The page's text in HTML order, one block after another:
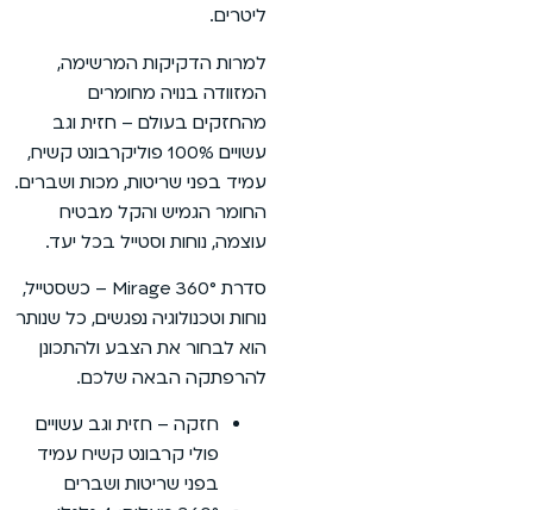
ליטרים.
למרות הדקיקות המרשימה,
המזוודה בנויה מחומרים
מהחזקים בעולם – חזית וגב
עשויים 100% פוליקרבונט קשיח,
עמיד בפני שריטות, מכות ושברים.
החומר הגמיש והקל מבטיח
עוצמה, נוחות וסטייל בכל יעד.
סדרת Mirage 360° – כשסטייל,
נוחות וטכנולוגיה נפגשים, כל שנותר
הוא לבחור את הצבע ולהתכונן
להרפתקה הבאה שלכם.
חזקה – חזית וגב עשויים
פולי קרבונט קשיח עמיד
בפני שריטות ושברים